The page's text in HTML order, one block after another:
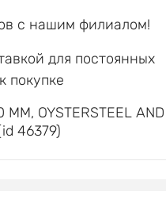
с нашим филиалом!
для постоянных
покупке
OYSTERSTEEL AND
46379)